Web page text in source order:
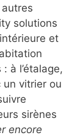
solutions
et
à l’étalage,
vitrier ou
sirènes
encore